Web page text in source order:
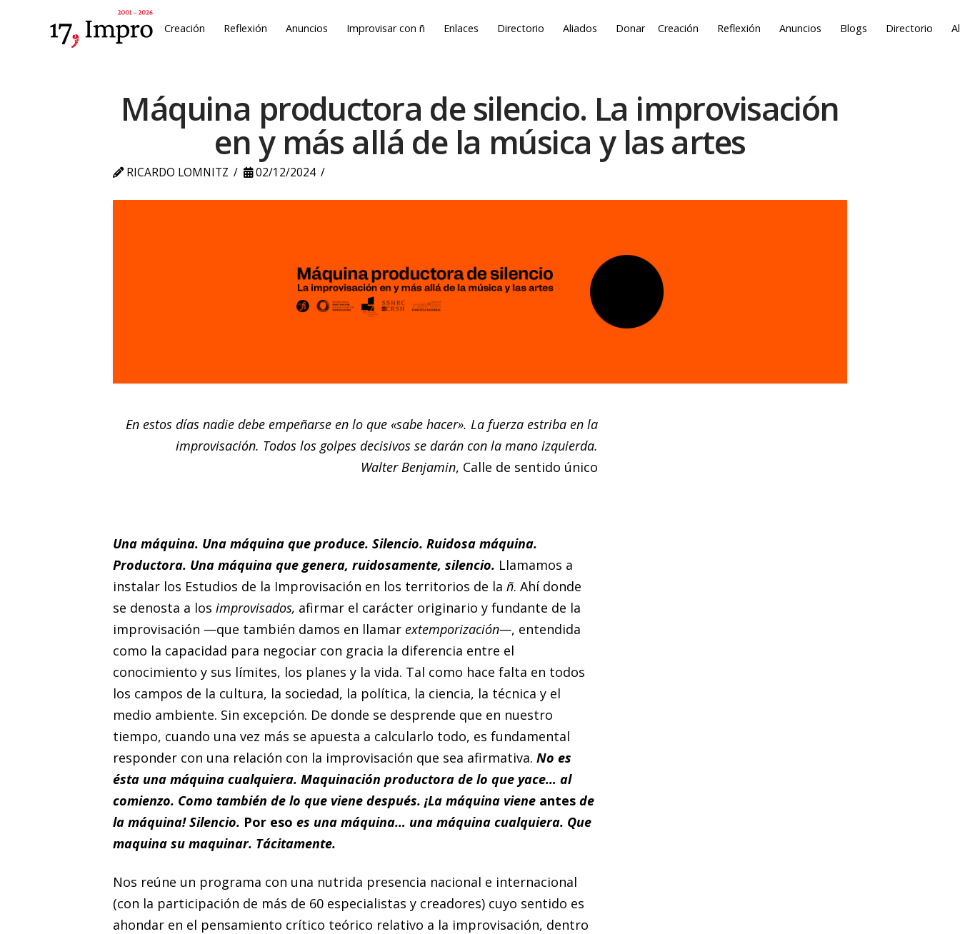
Creación Reflexión Anuncios Improvisar con ñ Enlaces Directorio Aliados Donar Creación Reflexión Anuncios Blogs Directorio
Máquina productora de silencio. La improvisación
en y más allá de la música y las artes
RICARDO LOMNITZ 02/12/2024
En estos días nadie debe empeñarse en lo que «sabe hacer». La fuerza estriba en la
improvisación. Todos los golpes decisivos se darán con la mano izquierda.
Walter Benjamin, Calle de sentido único
Una máquina. Una máquina que produce. Silencio. Ruidosa máquina.
Productora. Una máquina que genera, ruidosamente, silencio. Llamamos a
instalar los Estudios de la Improvisación en los territorios de la ñ. Ahí donde
se denosta a los improvisados, afirmar el carácter originario y fundante de la
improvisación —que también damos en llamar extemporización—, entendida
como la capacidad para negociar con gracia la diferencia entre el
conocimiento y sus límites, los planes y la vida. Tal como hace falta en todos
los campos de la cultura, la sociedad, la política, la ciencia, la técnica y el
medio ambiente. Sin excepción. De donde se desprende que en nuestro
tiempo, cuando una vez más se apuesta a calcularlo todo, es fundamental
responder con una relación con la improvisación que sea afirmativa. No es
ésta una máquina cualquiera. Maquinación productora de lo que yace… al
comienzo. Como también de lo que viene después. ¡La máquina viene antesde
la máquina! Silencio. Por eso es una máquina… una máquina cualquiera. Que
maquina su maquinar. Tácitamente.
Nos reúne un programa con una nutrida presencia nacional e internacional
(con la participación de más de 60 especialistas y creadores) cuyo sentido es
ahondar en el pensamiento crítico teórico relativo a la improvisación, dentro